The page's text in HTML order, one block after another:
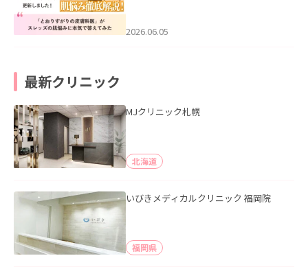
2026.06.05
最新クリニック
MJクリニック札幌
北海道
いびきメディカルクリニック 福岡院
福岡県